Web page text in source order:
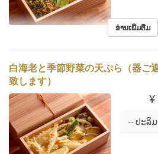
ອ່ານເພີ່ມຕື່ມ
白海老と季節野菜の天ぷら（器ご
致します）
¥